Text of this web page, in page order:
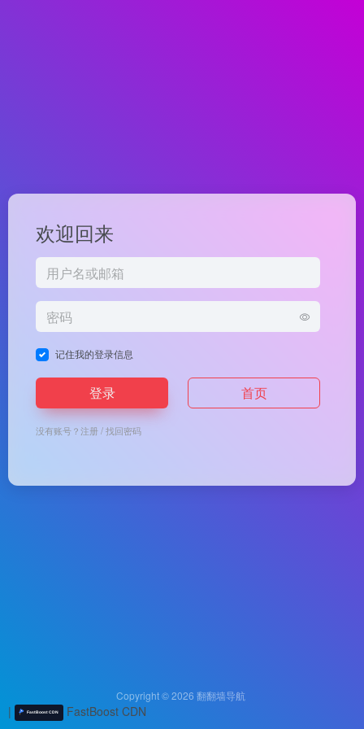
欢迎回来
记住我的登录信息
登录 首页
没有账号？注册/找回密码
Copyright © 2026 翻翻墙导航
| FastBoost CDN